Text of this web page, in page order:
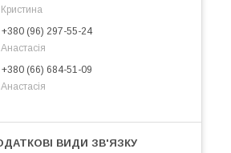
Кристина
+380 (96) 297-55-24
Анастасія
+380 (66) 684-51-09
Анастасія